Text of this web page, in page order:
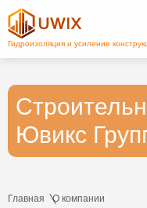
Ювикс
Главная О компании